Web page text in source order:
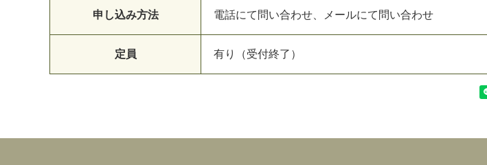
申し込み方法 電話にて問い合わせ、メールにて問い合わせ
定員 有り（受付終了）